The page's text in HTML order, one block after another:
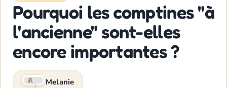
Pourquoi les comptines "à
l'ancienne" sont-elles
encore importantes ?
Melanie